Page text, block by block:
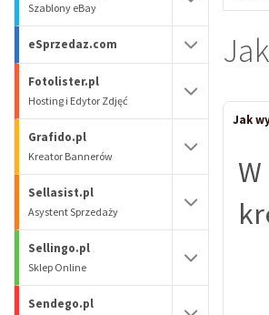
Szablony eBay
eSprzedaz.com
Fotolister.pl
Hosting i Edytor Zdjęć
Grafido.pl
Kreator Bannerów
Sellasist.pl
Asystent Sprzedaży
Sellingo.pl
Sklep Online
Sendego.pl
Jak